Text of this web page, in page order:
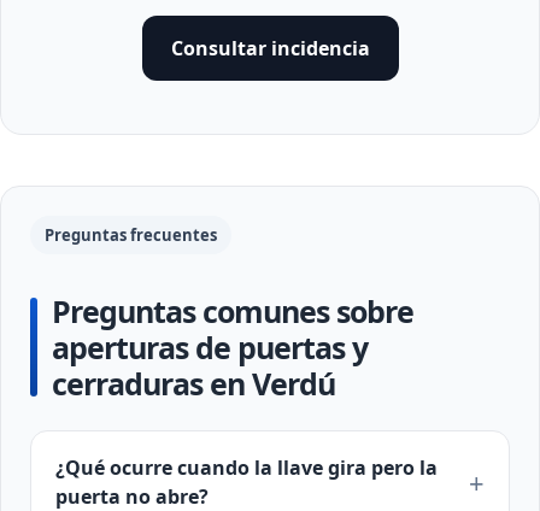
Consultar incidencia
Preguntas frecuentes
Preguntas comunes sobre
aperturas de puertas y
cerraduras en Verdú
¿Qué ocurre cuando la llave gira pero la
puerta no abre?